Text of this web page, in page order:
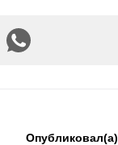
Опубликовал(а)